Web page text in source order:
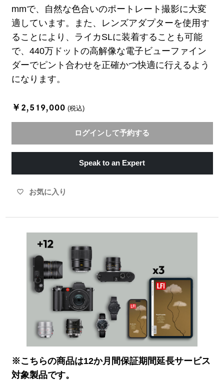
mmで、自然な色合いのポートレート撮影に大変
適しています。また、レンズアダプターを使用す
ることにより、ライカSLに装着することも可能
で、440万ドットの高解像な電子ビューファイン
ダーでピント合わせを正確かつ快適に行えるよう
になります。
￥2,519,000 (税込)
ログインして予約する
Speak to an Expert
favorite_border お気に入り
※こちらの商品は12か月間保証期間延長サービス
対象製品です。